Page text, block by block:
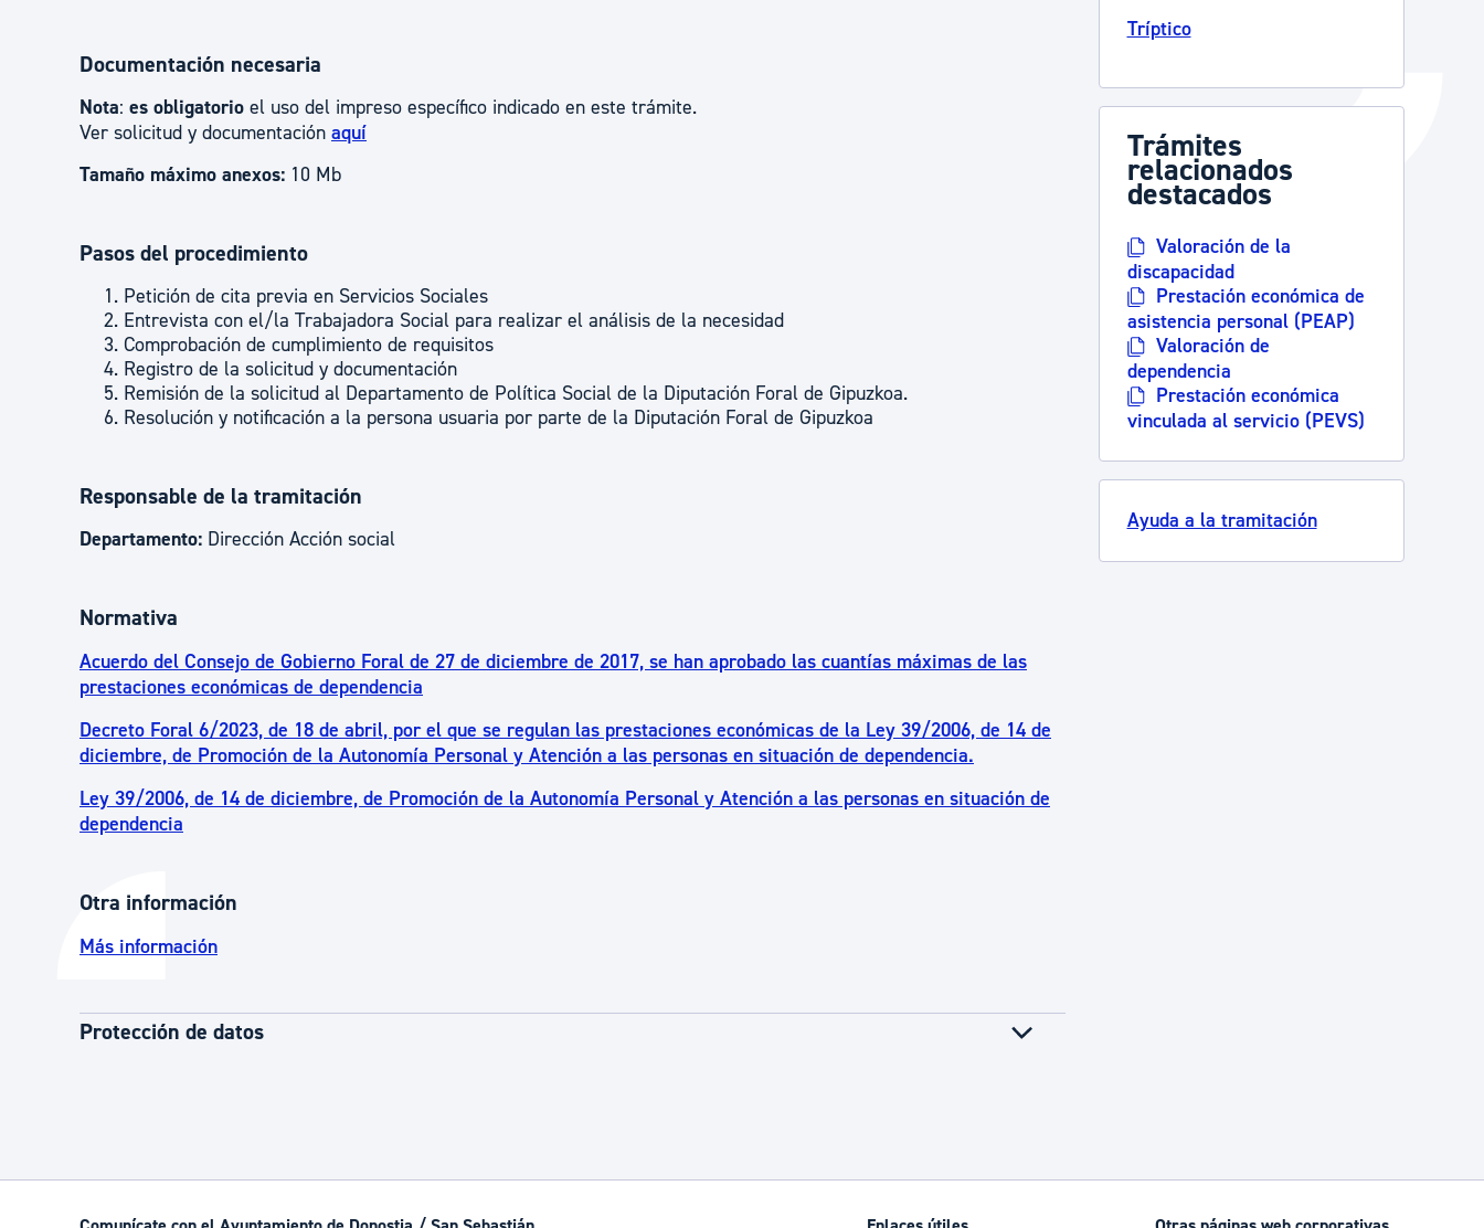
Documentación necesaria
Nota: es obligatorio el uso del impreso específico indicado en este trámite.
Ver solicitud y documentación aquí
Tamaño máximo anexos: 10 Mb
Pasos del procedimiento
Petición de cita previa en Servicios Sociales
Entrevista con el/la Trabajadora Social para realizar el análisis de la necesidad
Comprobación de cumplimiento de requisitos
Registro de la solicitud y documentación
Remisión de la solicitud al Departamento de Política Social de la Diputación Foral de Gipuzkoa.
Resolución y notificación a la persona usuaria por parte de la Diputación Foral de Gipuzkoa
Responsable de la tramitación
Departamento: Dirección Acción social
Normativa
Acuerdo del Consejo de Gobierno Foral de 27 de diciembre de 2017, se han aprobado las cuantías máximas de las
prestaciones económicas de dependencia
Decreto Foral 6/2023, de 18 de abril, por el que se regulan las prestaciones económicas de la Ley 39/2006, de 14 de
diciembre, de Promoción de la Autonomía Personal y Atención a las personas en situación de dependencia.
Ley 39/2006, de 14 de diciembre, de Promoción de la Autonomía Personal y Atención a las personas en situación de
dependencia
Otra información
Más información
Protección de datos
Tríptico
Trámites
relacionados
destacados
Valoración de la
discapacidad
Prestación económica de
asistencia personal (PEAP)
Valoración de
dependencia
Prestación económica
vinculada al servicio (PEVS)
Ayuda a la tramitación